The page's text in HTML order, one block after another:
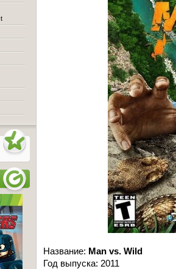
Название: Man vs. Wild
Год выпуска: 2011